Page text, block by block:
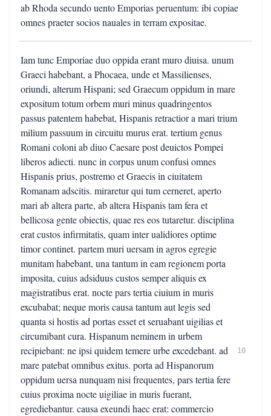
ab Rhoda secundo uento Emporias peruentum: ibi copiae
omnes praeter socios nauales in terram expositae.
Iam tunc Emporiae duo oppida erant muro diuisa. unum
Graeci habebant, a Phocaea, unde et Massilienses,
oriundi, alterum Hispani; sed Graecum oppidum in mare
expositum totum orbem muri minus quadringentos
passus patentem habebat, Hispanis retractior a mari trium
milium passuum in circuitu murus erat. tertium genus
Romani coloni ab diuo Caesare post deuictos Pompei
liberos adiecti. nunc in corpus unum confusi omnes
Hispanis prius, postremo et Graecis in ciuitatem
Romanam adscitis. miraretur qui tum cerneret, aperto
mari ab altera parte, ab altera Hispanis tam fera et
bellicosa gente obiectis, quae res eos tutaretur. disciplina
erat custos infirmitatis, quam inter ualidiores optime
timor continet. partem muri uersam in agros egregie
munitam habebant, una tantum in eam regionem porta
imposita, cuius adsiduus custos semper aliquis ex
magistratibus erat. nocte pars tertia ciuium in muris
excubabat; neque moris causa tantum aut legis sed
quanta si hostis ad portas esset et seruabant uigilias et
circumibant cura. Hispanum neminem in urbem
recipiebant: ne ipsi quidem temere urbe excedebant. ad
mare patebat omnibus exitus. porta ad Hispanorum
oppidum uersa nunquam nisi frequentes, pars tertia fere
cuius proxima nocte uigiliae in muris fuerant,
egrediebantur. causa exeundi haec erat: commercio
10